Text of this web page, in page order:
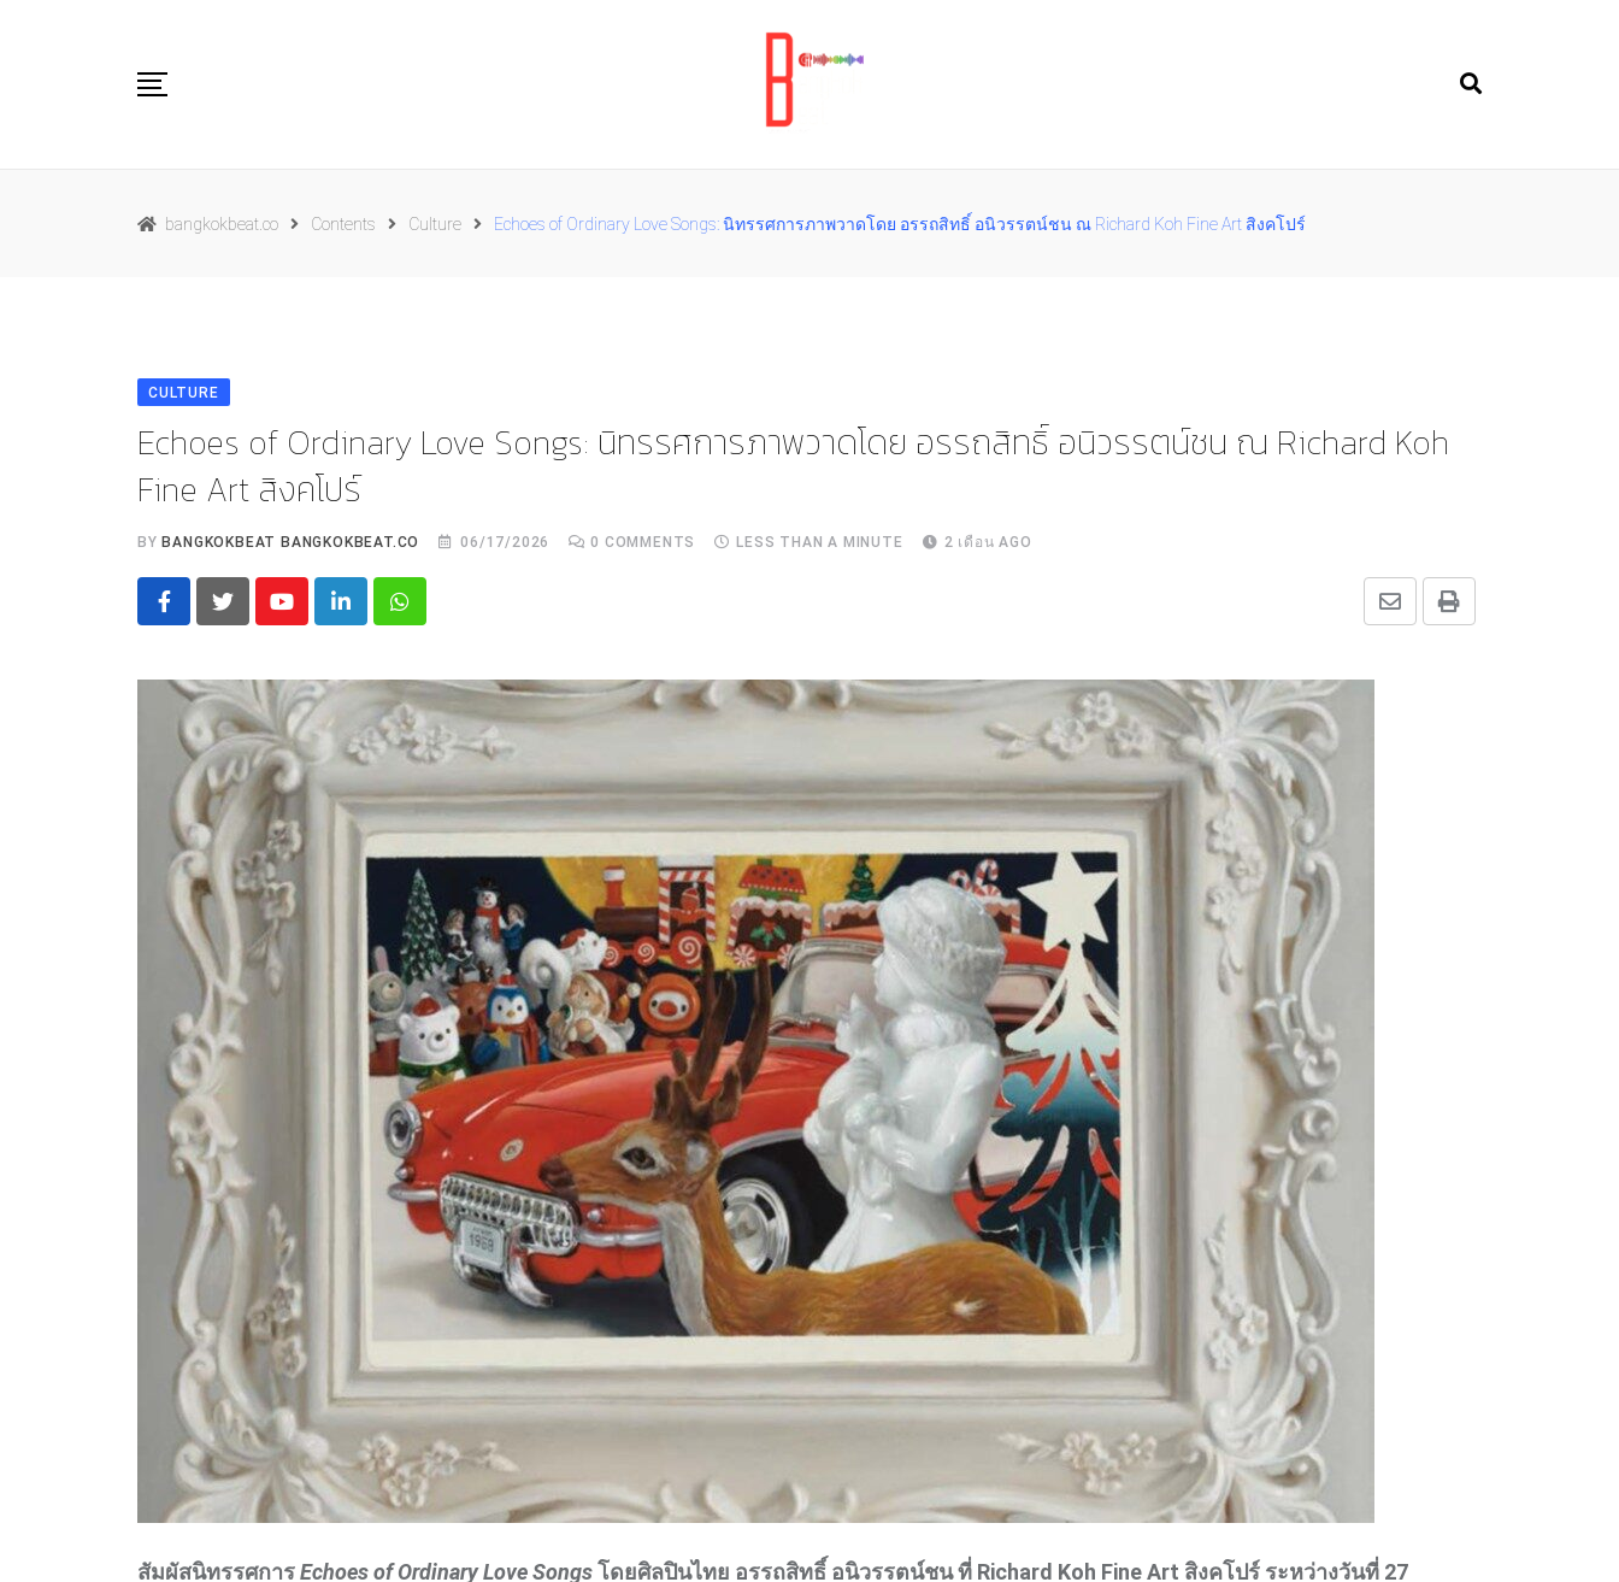
Food
TH
bangkokbeat.co Contents Culture Echoes of Ordinary Love Songs: นิทรรศการภาพวาดโดย อรรถสิทธิ์ อนิวรรตน์ชน ณ Richard Koh Fine Art สิงคโปร์
CULTURE
Echoes of Ordinary Love Songs: นิทรรศการภาพวาดโดย อรรถสิทธิ์ อนิวรรตน์ชน ณ Richard Koh
Fine Art สิงคโปร์
BY BANGKOKBEAT BANGKOKBEAT.CO 06/17/2026 0 COMMENTS LESS THAN A MINUTE 2 เดือน AGO
YoutubeLinkedInWhatsapp Print
Share
สัมผัสนิทรรศการEchoes of Ordinary Love Songsโดยศิลปินไทย อรรถสิทธิ์ อนิวรรตน์ชน ที่ Richard Koh Fine Art สิงคโปร์ ระหว่างวันที่ 27